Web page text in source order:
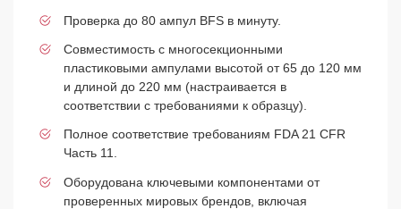
Проверка до 80 ампул BFS в минуту.
Совместимость с многосекционными
пластиковыми ампулами высотой от 65 до 120 мм
и длиной до 220 мм (настраивается в
соответствии с требованиями к образцу).
Полное соответствие требованиям FDA 21 CFR
Часть 11.
Оборудована ключевыми компонентами от
проверенных мировых брендов, включая